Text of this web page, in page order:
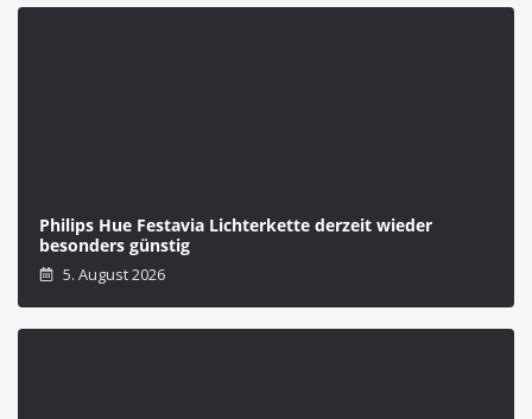
Philips Hue Festavia Lichterkette derzeit wieder
besonders günstig
5. August 2026